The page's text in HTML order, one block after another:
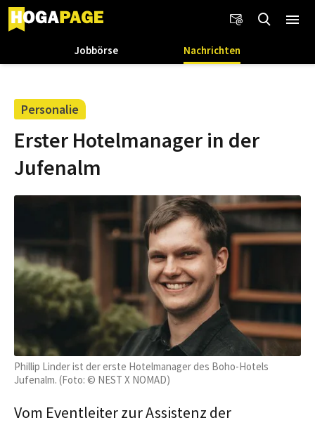
Jobbörse Nachrichten
Personalie
Erster Hotelmanager in der
Jufenalm
Phillip Linder ist der erste Hotelmanager des Boho-Hotels
Jufenalm. (Foto: © NEST X NOMAD)
Vom Eventleiter zur Assistenz der